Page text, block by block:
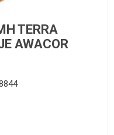
TERRA
AWACOR